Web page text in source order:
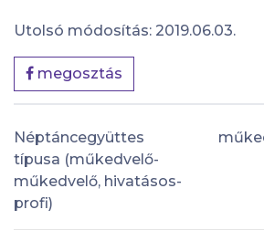
Utolsó módosítás: 2019.06.03.
megosztás
Néptáncegyüttes
típusa (műkedvelő-
műkedvelő, hivatásos-
profi)